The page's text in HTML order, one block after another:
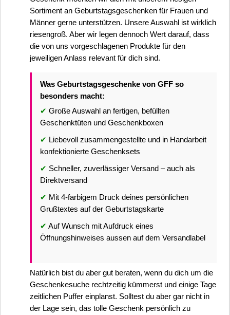
Sortiment an Geburtstagsgeschenken für Frauen und
Männer gerne unterstützen. Unsere Auswahl ist wirklich
riesengroß. Aber wir legen dennoch Wert darauf, dass
die von uns vorgeschlagenen Produkte für den
jeweiligen Anlass relevant für dich sind.
Was Geburtstagsgeschenke von GFF so
besonders macht:
✔ Große Auswahl an fertigen, befüllten
Geschenktüten und Geschenkboxen
✔ Liebevoll zusammengestellte und in Handarbeit
konfektionierte Geschenksets
✔ Schneller, zuverlässiger Versand – auch als
Direktversand
✔ Mit 4-farbigem Druck deines persönlichen
Grußtextes auf der Geburtstagskarte
✔ Auf Wunsch mit Aufdruck eines
Öffnungshinweises aussen auf dem Versandlabel
Natürlich bist du aber gut beraten, wenn du dich um die
Geschenkesuche rechtzeitig kümmerst und einige Tage
zeitlichen Puffer einplanst. Solltest du aber gar nicht in
der Lage sein, das tolle Geschenk persönlich zu